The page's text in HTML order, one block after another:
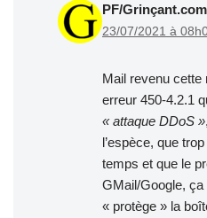
PF/Grinçant.com
23/07/2021 à
Mail revenu cette
erreur 450-4.2.1
« attaque DDoS »
l’espèce, que
temps et que le
GMail/Google,
« protège » la